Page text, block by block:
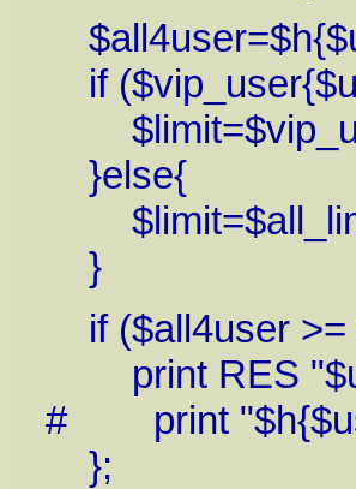
if
}else{
}
if ($all4user >=
print RES
# print
};